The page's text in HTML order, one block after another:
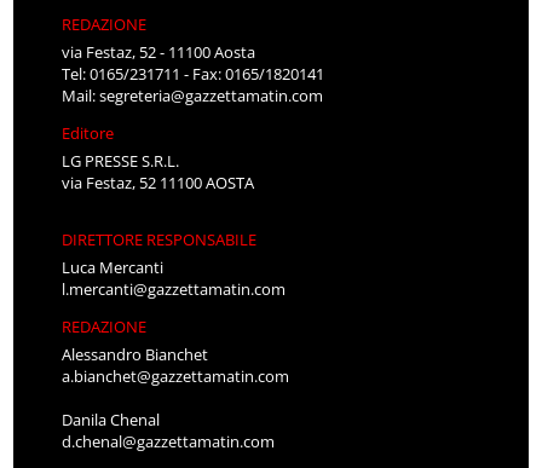
REDAZIONE
via Festaz, 52 - 11100 Aosta
Tel: 0165/231711 - Fax: 0165/1820141
Mail:segreteria@gazzettamatin.com
Editore
LG PRESSE S.R.L.
via Festaz, 52 11100 AOSTA
DIRETTORE RESPONSABILE
Luca Mercanti
l.mercanti@gazzettamatin.com
REDAZIONE
Alessandro Bianchet
a.bianchet@gazzettamatin.com
Danila Chenal
d.chenal@gazzettamatin.com